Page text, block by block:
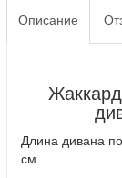
Описание
Длина дивана
см.